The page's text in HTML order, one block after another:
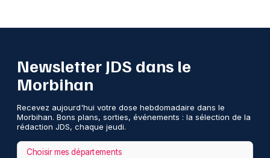
Newsletter JDS dans le
Morbihan
Recevez aujourd'hui votre dose hebdomadaire dans le
Morbihan. Bons plans, sorties, événements : la sélection de la
rédaction JDS, chaque jeudi.
Choisir mes départements